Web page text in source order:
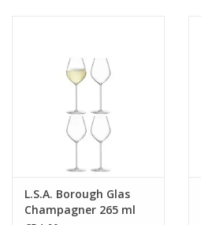
L.S.A. Borough Glas
Champagner 265 ml